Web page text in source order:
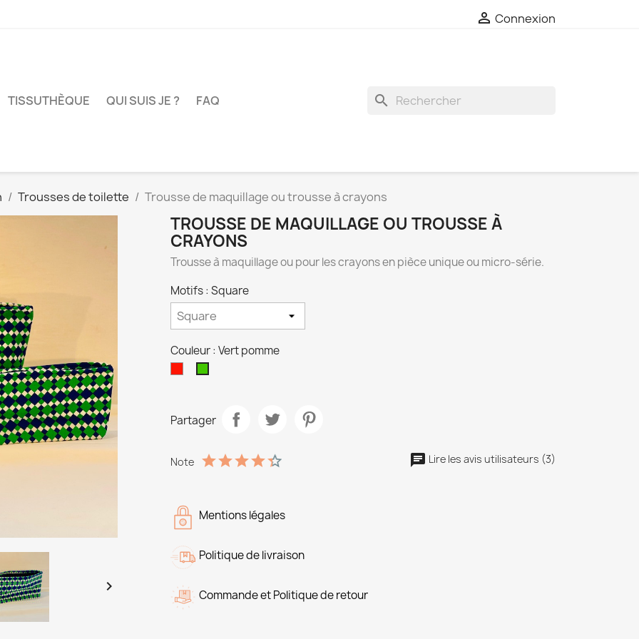
 Connexion
TISSUTHÈQUE QUI SUIS JE ? FAQ search
Trousses de toilette Trousse de maquillage ou trousse à crayons

TROUSSE DE MAQUILLAGE OU TROUSSE À
CRAYONS
Trousse à maquillage ou pour les crayons en pièce unique ou micro-série.
Motifs : Square
Couleur : Vert pomme
Partager
Note Lire les avis utilisateurs (3)
Mentions légales
Politique de livraison
Commande et Politique de retour